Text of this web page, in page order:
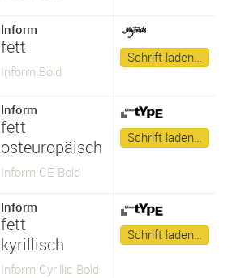
Inform
fett
Inform Bold
Schrift laden…
Inform
fett
osteuropäisch
Inform CE Bold
Schrift laden…
Inform
fett
kyrillisch
Inform Cyrillic Bold
Schrift laden…